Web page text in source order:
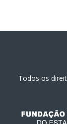
Todos os